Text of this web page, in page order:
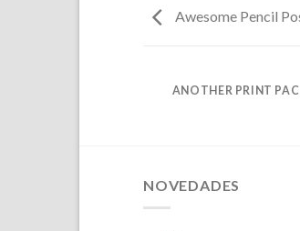
Awesome Pencil
ANOTHER PRINT
NOVEDADES